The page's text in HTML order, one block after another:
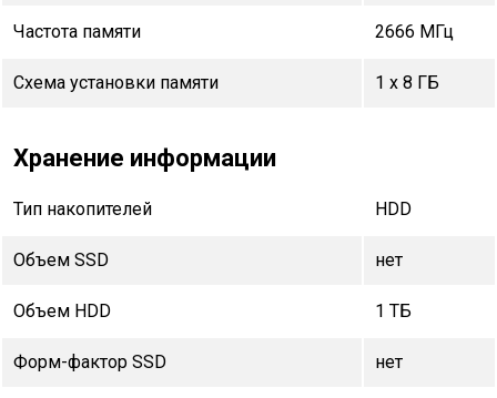
Частота памяти 2666 МГц
Схема установки памяти 1 x 8 ГБ
Хранение информации
Тип накопителей HDD
Объем SSD нет
Объем HDD 1 TБ
Форм-фактор SSD нет